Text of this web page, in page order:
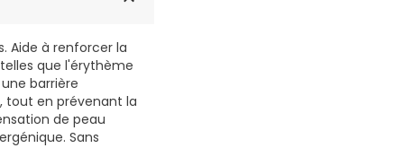
Aide à renforcer la
que l'érythème
barrière
tout en prévenant la
de peau
Sans